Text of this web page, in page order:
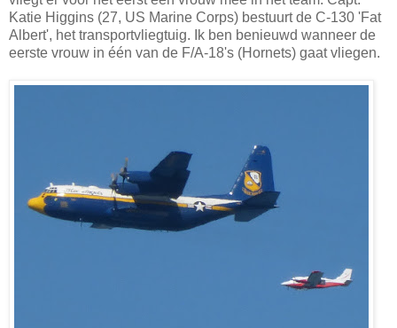
Katie Higgins (27, US Marine Corps) bestuurt de C-130 'Fat
Albert', het transportvliegtuig. Ik ben benieuwd wanneer de
eerste vrouw in één van de F/A-18's (Hornets) gaat vliegen.